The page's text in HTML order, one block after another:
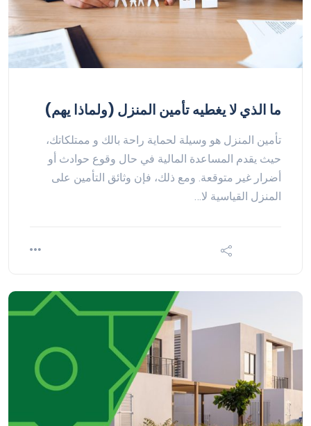
ما الذي لا يغطيه تأمين المنزل (ولماذا يهم)
تأمين المنزل هو وسيلة لحماية راحة بالك و ممتلكاتك،
حيث يقدم المساعدة المالية في حال وقوع حوادث أو
أضرار غير متوقعة. ومع ذلك، فإن وثائق التأمين على
المنزل القياسية لا…